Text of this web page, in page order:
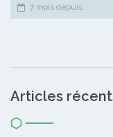
7 mois depuis
Articles